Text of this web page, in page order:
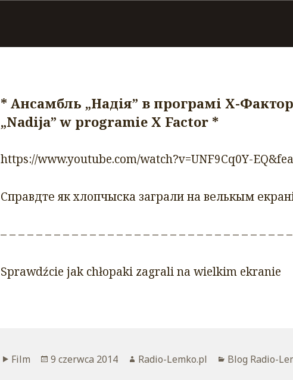
* Ансамбль „Надiя” в програмi Х-Фактор
„Nadija” w programie X Factor *
https://www.youtube.com/watch?v=UNF9Cq0Y-
Справдте як хлопчыска заграли на велькым
– – – – – – – – – – – – – – – – – – – – – – – – – – – – – – – –
Sprawdźcie jak chłopaki zagrali na wielkim ekranie
Format
Film Opublikowano
9 czerwca 2014 Autor
Radio-Lemko.pl Kategorie
Blog Radio-